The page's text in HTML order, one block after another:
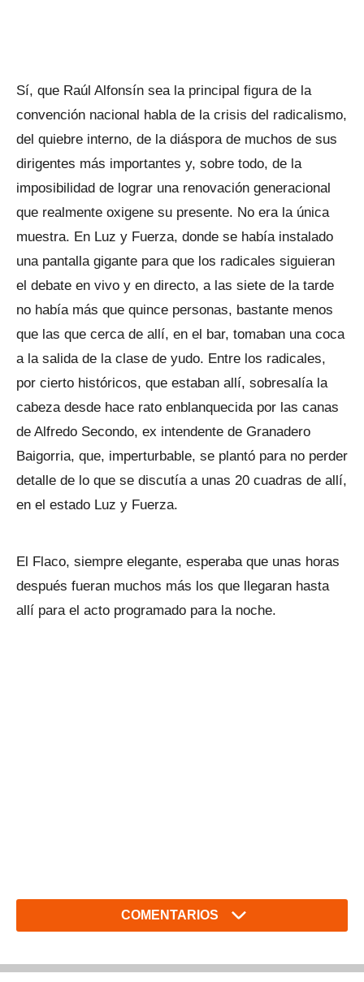
Sí, que Raúl Alfonsín sea la principal figura de la
convención nacional habla de la crisis del radicalismo,
del quiebre interno, de la diáspora de muchos de sus
dirigentes más importantes y, sobre todo, de la
imposibilidad de lograr una renovación generacional
que realmente oxigene su presente. No era la única
muestra. En Luz y Fuerza, donde se había instalado
una pantalla gigante para que los radicales siguieran
el debate en vivo y en directo, a las siete de la tarde
no había más que quince personas, bastante menos
que las que cerca de allí, en el bar, tomaban una coca
a la salida de la clase de yudo. Entre los radicales,
por cierto históricos, que estaban allí, sobresalía la
cabeza desde hace rato enblanquecida por las canas
de Alfredo Secondo, ex intendente de Granadero
Baigorria, que, imperturbable, se plantó para no perder
detalle de lo que se discutía a unas 20 cuadras de allí,
en el estado Luz y Fuerza.
El Flaco, siempre elegante, esperaba que unas horas
después fueran muchos más los que llegaran hasta
allí para el acto programado para la noche.
COMENTARIOS